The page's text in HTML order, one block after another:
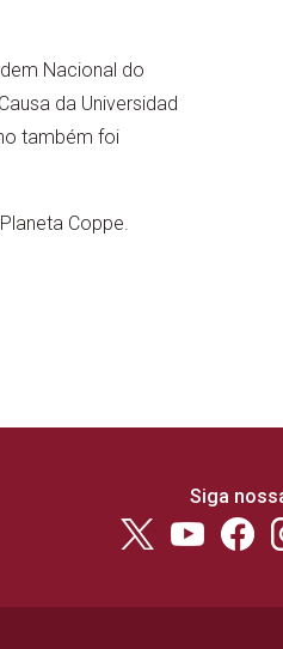
Nacional do
da Universidad
também foi
Coppe.
Siga